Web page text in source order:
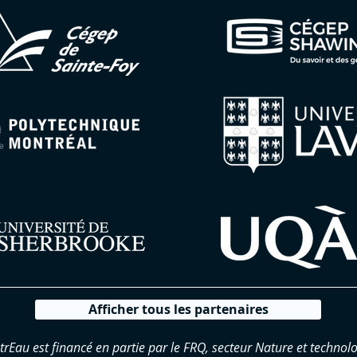
Afficher tous les partenaires
est financé en partie par le FRQ, secteur Nature et